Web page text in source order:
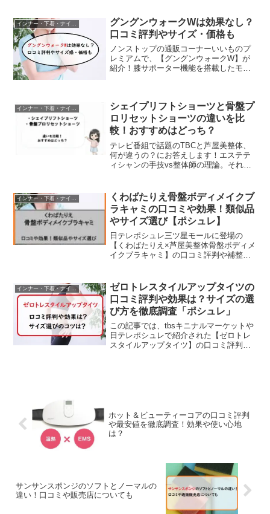
す。元マラソン選手「千葉真子」さんが
開発に携わっていて、...
グングンウォークWは効果なし？
口コミ評判やサイズ・価格も
ノンストップの通販コーナーいいものプ
レミアムで、【グングンウォークW】が
紹介！膝サポーター機能を搭載したモデ
こをサポートしてくれると...
シェイプリフトショーツと骨盤プ
ロリセットショーツの違いを比
較！おすすめはどっち？
テレビ番組で話題のTBCと芦屋美整体、
何が違うの？にお答えします！エステテ
ィシャンの手技vs整体師の理論。それぞ
勢改善に最適なのはどっち？悪い口コミ
の正体も深掘りし、納得して選べる情報
を専門家視点で整理しました
くわばたりえ骨盤ボディメイクブ
ラキャミの口コミや効果！類似品
やサイズ選び【ポシュレ】
日テレポシュレ三ツ星モールに登場の
【くわばたりえ×芦屋美整体骨盤ボディメ
イクブラキャミ】の口コミ評判や補整効
す。補整下着もいろいろあるけど、やっ
ぱり気軽に着ることができる...
インナー・下着・ナイトウェア
ゼロトレスタイルアップタイツの
口コミ評判や効果は？サイズの選
び方を徹底調査「ポシュレ」
この記事では、tbsキニナルマーケットや
日テレポシュレで紹介された【ゼロトレ
スタイルアップタイツ】の口コミ評判や
ホット＆ビューティーコアの口コミ評判
や最安値を徹底調査！効果や使い心地
は？
サンサンスポンジのソフトとノーマルの
違い！口コミや販売店についても